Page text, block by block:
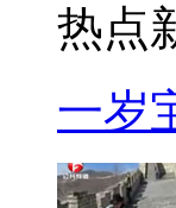
热点
一岁